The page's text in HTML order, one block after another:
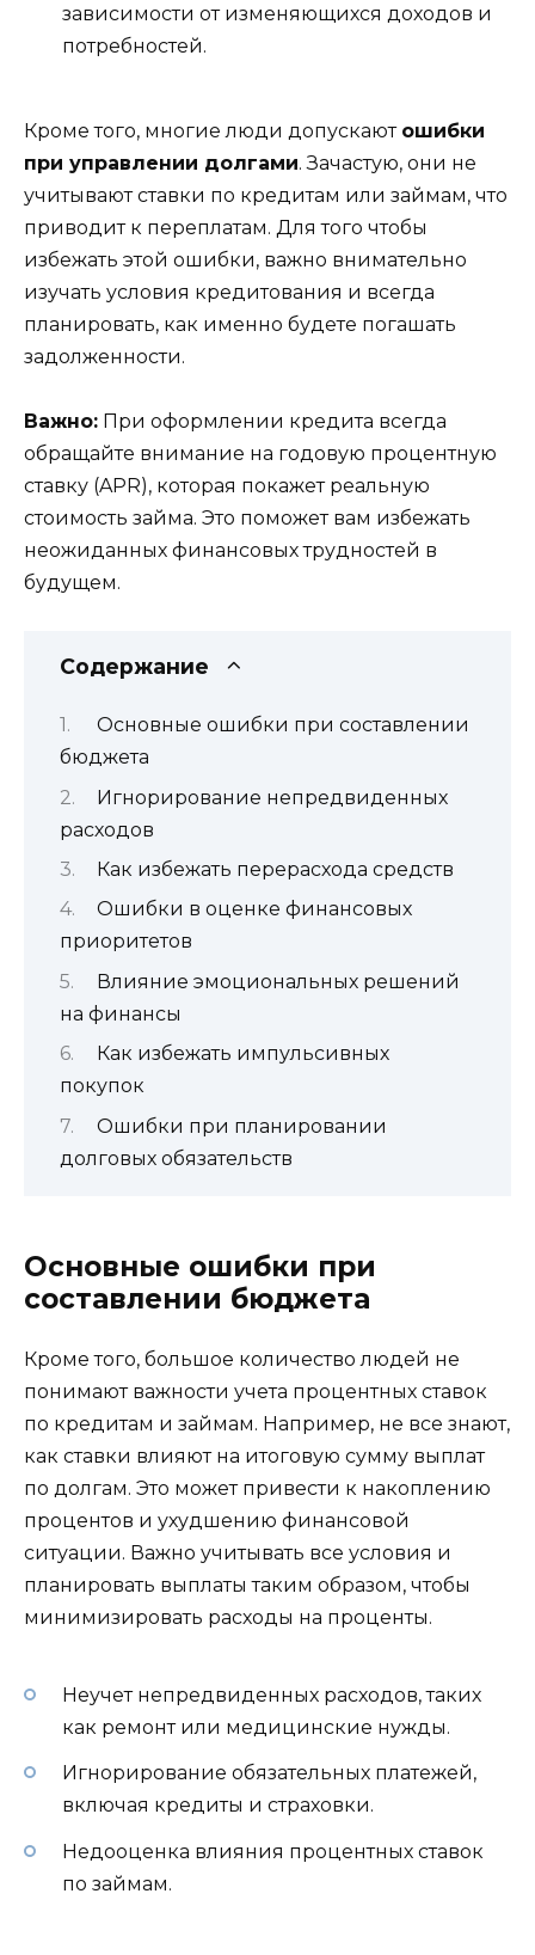
зависимости от изменяющихся доходов и
потребностей.
Кроме того, многие люди допускают ошибки
при управлении долгами. Зачастую, они не
учитывают ставки по кредитам или займам, что
приводит к переплатам. Для того чтобы
избежать этой ошибки, важно внимательно
изучать условия кредитования и всегда
планировать, как именно будете погашать
задолженности.
Важно: При оформлении кредита всегда
обращайте внимание на годовую процентную
ставку (APR), которая покажет реальную
стоимость займа. Это поможет вам избежать
неожиданных финансовых трудностей в
будущем.
Содержание
Основные ошибки при составлении
бюджета
Игнорирование непредвиденных
расходов
Как избежать перерасхода средств
Ошибки в оценке финансовых
приоритетов
Влияние эмоциональных решений
на финансы
Как избежать импульсивных
покупок
Ошибки при планировании
долговых обязательств
Основные ошибки при
составлении бюджета
Кроме того, большое количество людей не
понимают важности учета процентных ставок
по кредитам и займам. Например, не все знают,
как ставки влияют на итоговую сумму выплат
по долгам. Это может привести к накоплению
процентов и ухудшению финансовой
ситуации. Важно учитывать все условия и
планировать выплаты таким образом, чтобы
минимизировать расходы на проценты.
Неучет непредвиденных расходов, таких
как ремонт или медицинские нужды.
Игнорирование обязательных платежей,
включая кредиты и страховки.
Недооценка влияния процентных ставок
по займам.